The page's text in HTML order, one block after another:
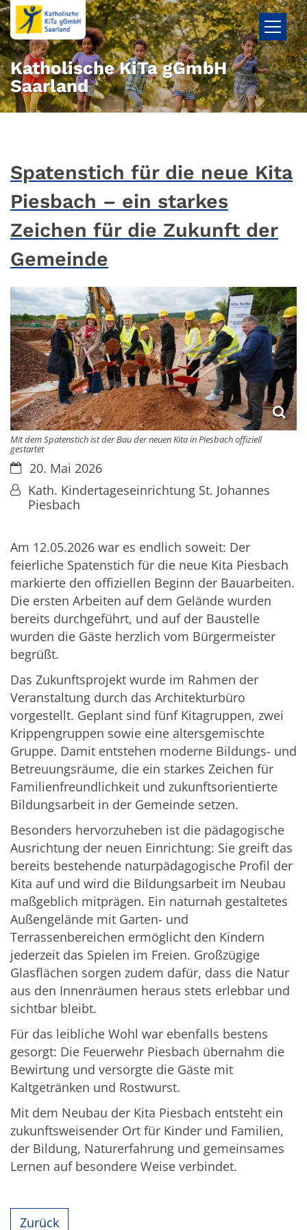
Zum Inhalt springen
Katholische KiTa gGmbH
Saarland
Spatenstich für die neue Kita
Piesbach – ein starkes
Zeichen für die Zukunft der
Gemeinde
Mit dem Spatenstich ist der Bau der neuen Kita in Piesbach offiziell
gestartet
Datum:20. Mai 2026
Von:Kath. Kindertageseinrichtung St. Johannes
Piesbach
Am 12.05.2026 war es endlich soweit: Der
feierliche Spatenstich für die neue Kita Piesbach
markierte den offiziellen Beginn der Bauarbeiten.
Die ersten Arbeiten auf dem Gelände wurden
bereits durchgeführt, und auf der Baustelle
wurden die Gäste herzlich vom Bürgermeister
begrüßt.
Das Zukunftsprojekt wurde im Rahmen der
Veranstaltung durch das Architekturbüro
vorgestellt. Geplant sind fünf Kitagruppen, zwei
Krippengruppen sowie eine altersgemischte
Gruppe. Damit entstehen moderne Bildungs- und
Betreuungsräume, die ein starkes Zeichen für
Familienfreundlichkeit und zukunftsorientierte
Bildungsarbeit in der Gemeinde setzen.
Besonders hervorzuheben ist die pädagogische
Ausrichtung der neuen Einrichtung: Sie greift das
bereits bestehende naturpädagogische Profil der
Kita auf und wird die Bildungsarbeit im Neubau
maßgeblich mitprägen. Ein naturnah gestaltetes
Außengelände mit Garten- und
Terrassenbereichen ermöglicht den Kindern
jederzeit das Spielen im Freien. Großzügige
Glasflächen sorgen zudem dafür, dass die Natur
aus den Innenräumen heraus stets erlebbar und
sichtbar bleibt.
Für das leibliche Wohl war ebenfalls bestens
gesorgt: Die Feuerwehr Piesbach übernahm die
Bewirtung und versorgte die Gäste mit
Kaltgetränken und Rostwurst.
Mit dem Neubau der Kita Piesbach entsteht ein
zukunftsweisender Ort für Kinder und Familien,
der Bildung, Naturerfahrung und gemeinsames
Lernen auf besondere Weise verbindet.
Zurück